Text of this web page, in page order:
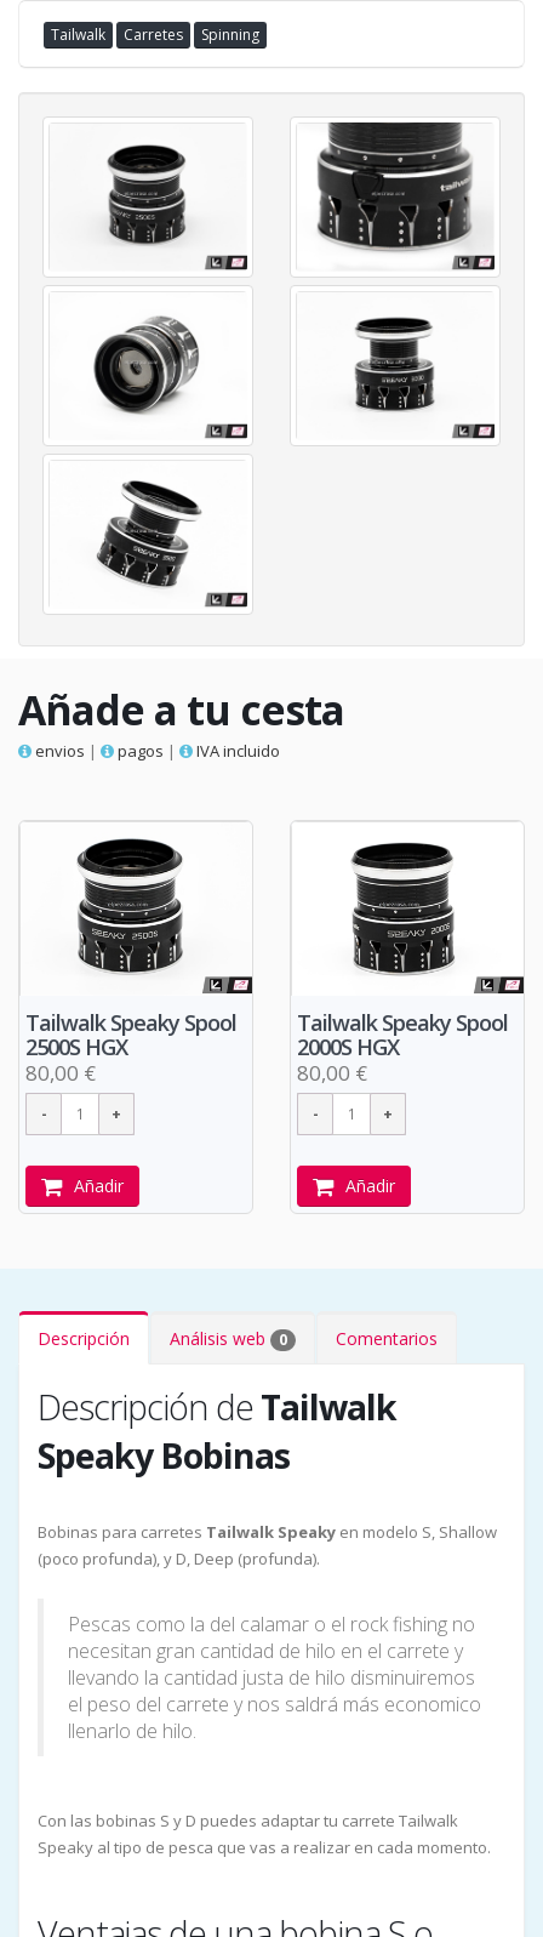
Tailwalk Carretes Spinning
Añade a tu cesta
envios | pagos | IVA incluido
Tailwalk Speaky Spool
2500S HGX
80,00 €
Añadir
Tailwalk Speaky Spool
2000S HGX
80,00 €
Añadir
Descripción Análisis web 0 Comentarios
Descripción deTailwalk
Speaky Bobinas
Bobinas para carretes Tailwalk Speaky en modelo S, Shallow
(poco profunda), y D, Deep (profunda).
Pescas como la del calamar o el rock fishing no
necesitan gran cantidad de hilo en el carrete y
llevando la cantidad justa de hilo disminuiremos
el peso del carrete y nos saldrá más economico
llenarlo de hilo.
Con las bobinas S y D puedes adaptar tu carrete Tailwalk
Speaky al tipo de pesca que vas a realizar en cada momento.